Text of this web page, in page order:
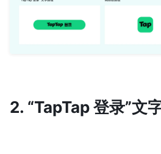
2. “TapTap 登录”文